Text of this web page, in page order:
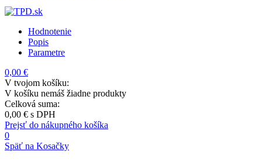
Hodnotenie
Popis
Parametre
0,00 €
V tvojom košíku:
V košíku nemáš žiadne produkty
Celková suma:
0,00 € s DPH
Prejsť do nákupného košíka
0
Späť na Kosačky